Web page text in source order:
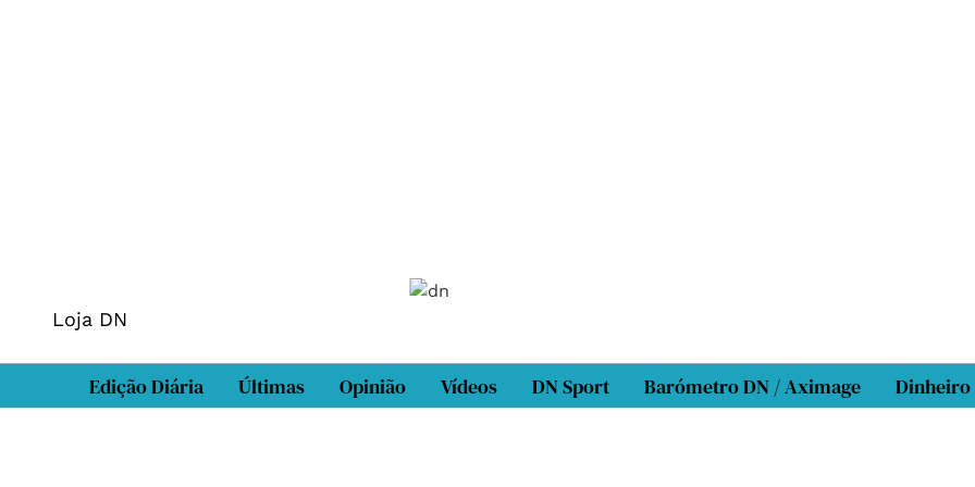
Loja DN
Edição Diária Últimas Opinião Vídeos DN Sport Barómetro DN / Aximage Dinheiro